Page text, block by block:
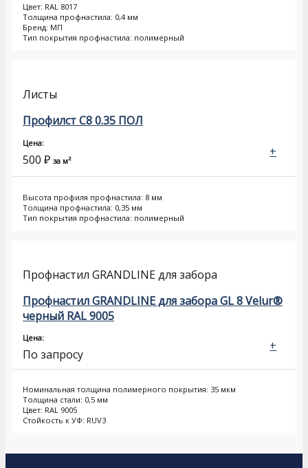
Цвет: RAL 8017
Толщина профнастила: 0,4 мм
Бренд: МП
Тип покрытия профнастила: полимерный
Листы
Профилст С8 0.35 ПОЛ
Цена:
500 ₽ за м²
Высота профиля профнастила: 8 мм
Толщина профнастила: 0,35 мм
Тип покрытия профнастила: полимерный
+
Профнастил GRANDLINE для забора
Профнастил GRANDLINE для забора GL 8 Velur®
черный RAL 9005
Цена:
По запросу
Номинальная толщина полимерного покрытия: 35 мкм
Толщина стали: 0,5 мм
Цвет: RAL 9005
Стойкость к УФ: RUV3
+